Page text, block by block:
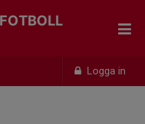
Logga in